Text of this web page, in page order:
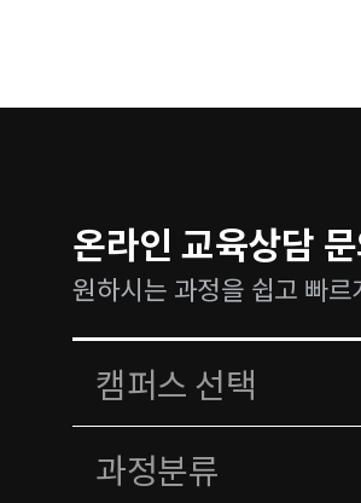
온라인 교육상담
원하시는 과정을 쉽고 빠